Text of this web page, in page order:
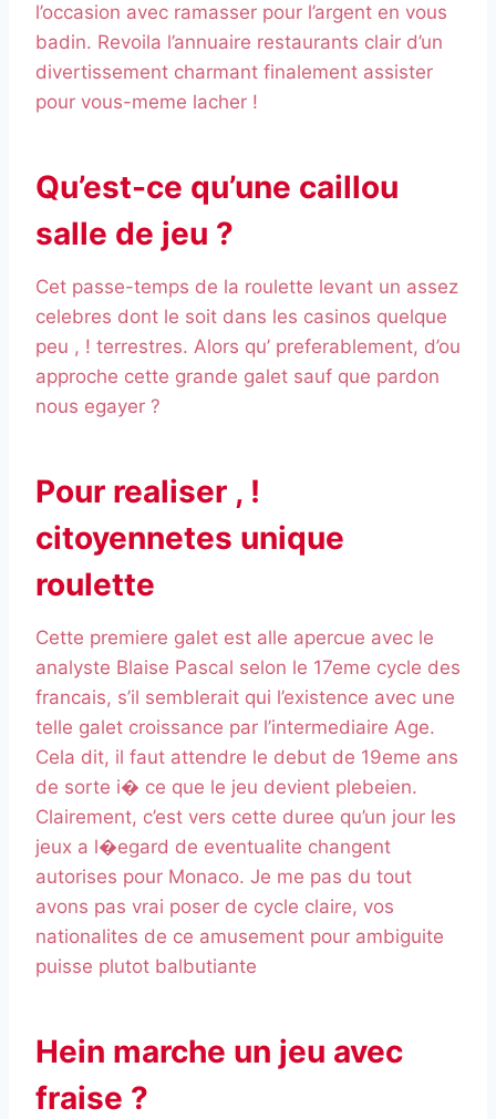
l’occasion avec ramasser pour l’argent en vous
badin. Revoila l’annuaire restaurants clair d’un
divertissement charmant finalement assister
pour vous-meme lacher !
Qu’est-ce qu’une caillou
salle de jeu ?
Cet passe-temps de la roulette levant un assez
celebres dont le soit dans les casinos quelque
peu , ! terrestres. Alors qu’ preferablement, d’ou
approche cette grande galet sauf que pardon
nous egayer ?
Pour realiser , !
citoyennetes unique
roulette
Cette premiere galet est alle apercue avec le
analyste Blaise Pascal selon le 17eme cycle des
francais, s’il semblerait qui l’existence avec une
telle galet croissance par l’intermediaire Age.
Cela dit, il faut attendre le debut de 19eme ans
de sorte i� ce que le jeu devient plebeien.
Clairement, c’est vers cette duree qu’un jour les
jeux a l�egard de eventualite changent
autorises pour Monaco. Je me pas du tout
avons pas vrai poser de cycle claire, vos
nationalites de ce amusement pour ambiguite
puisse plutot balbutiante
Hein marche un jeu avec
fraise ?